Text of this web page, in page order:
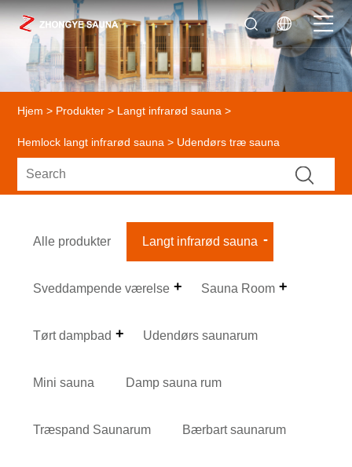
Hjem > Produkter > Langt infrarød sauna >
Hemlock langt infrarød sauna > Udendørs træ sauna
Alle produkter Langt infrarød sauna
Sveddampende værelse Sauna Room
Tørt dampbad Udendørs saunarum
Mini sauna Damp sauna rum
Træspand Saunarum Bærbart saunarum